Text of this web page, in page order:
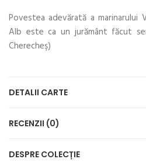
Povestea adevărată a marinarului
Alb este ca un jurământ făcut
Cherecheş)
DETALII CARTE
RECENZII (0)
DESPRE COLECȚIE